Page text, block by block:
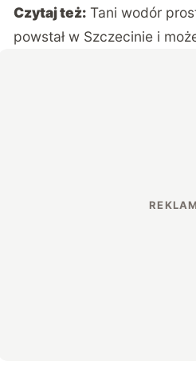
Czytaj też: Tani wodór
powstał w Szczecinie i